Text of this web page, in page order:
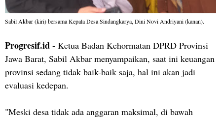
Sabil Akbar (kiri) bersama Kepala Desa Sindangkarya, Dini Novi Andriyani (kanan).
Progresif.id - Ketua Badan Kehormatan DPRD Provinsi
Jawa Barat, Sabil Akbar menyampaikan, saat ini keuangan
provinsi sedang tidak baik-baik saja, hal ini akan jadi
evaluasi kedepan.
"Meski desa tidak ada anggaran maksimal, di bawah